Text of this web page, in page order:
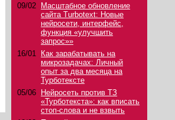
09/02
Масштабное обновление
сайта Turbotext: Новые
нейросети, интерфейс,
функция «улучшить
запрос»»
16/01
Как зарабатывать на
микрозадачах: Личный
опыт за два месяца на
Турботексте
05/06
Нейросеть против ТЗ
«Турботекста»: как вписать
стоп-слова и не взвыть